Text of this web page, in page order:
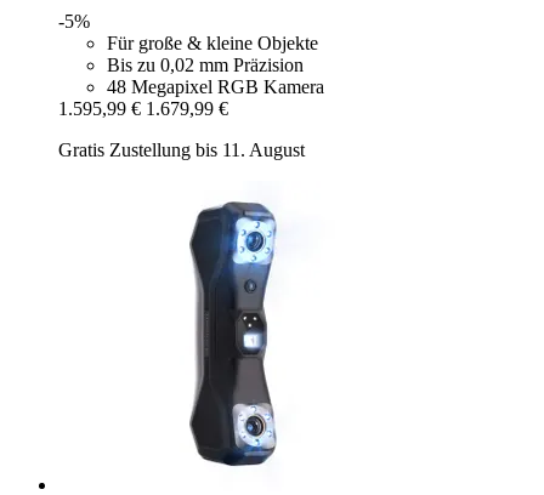
-5%
Für große & kleine Objekte
Bis zu 0,02 mm Präzision
48 Megapixel RGB Kamera
1.595,99 € 1.679,99 €
Gratis Zustellung bis 11. August